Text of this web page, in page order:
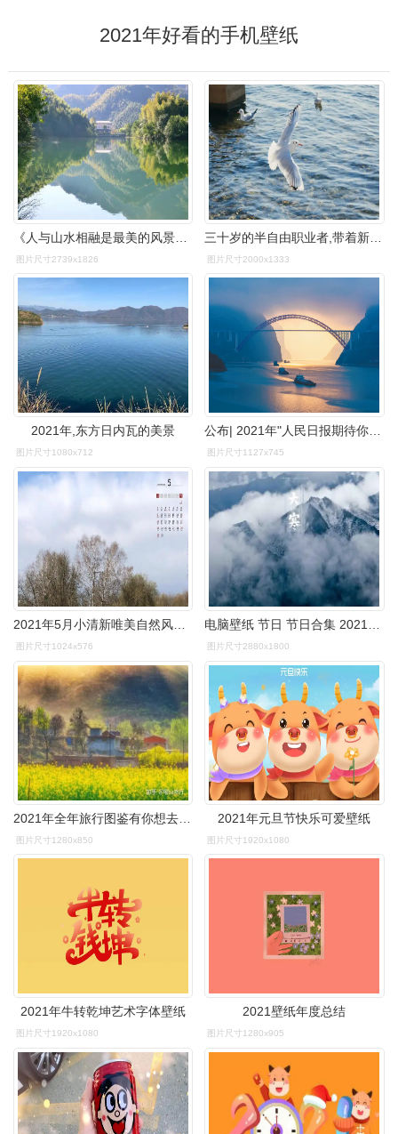
2021年好看的手机壁纸
图片尺寸2739x1826 图片尺寸2000x1333
2021年,东方日内瓦的美景
图片尺寸1080x712
公布| 2021年"人民日报期待你的好照片"第7期"收藏作品"名单
图片尺寸1127x745
图片尺寸1024x576 图片尺寸2880x1800
图片尺寸1280x850
2021年元旦节快乐可爱壁纸
图片尺寸1920x1080
2021年牛转乾坤艺术字体壁纸
图片尺寸1920x1080
2021壁纸年度总结
图片尺寸1280x905